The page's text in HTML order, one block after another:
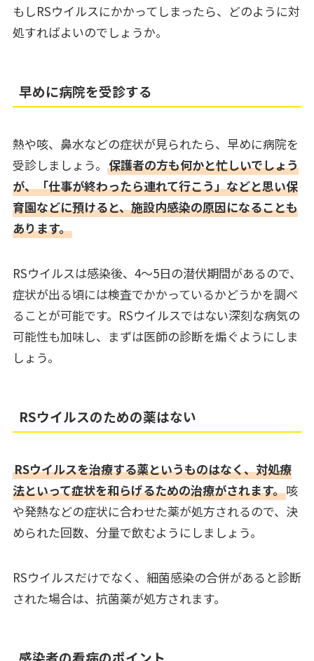
もしRSウイルスにかかってしまったら、どのように対
処すればよいのでしょうか。
早めに病院を受診する
熱や咳、鼻水などの症状が見られたら、早めに病院を
受診しましょう。 保護者の方も何かと忙しいでしょう
が、「仕事が終わったら連れて行こう」などと思い保
育園などに預けると、施設内感染の原因になることも
あります。
RSウイルスは感染後、4～5日の潜伏期間があるので、
症状が出る頃には検査でかかっているかどうかを調べ
ることが可能です。RSウイルスではない深刻な病気の
可能性も加味し、まずは医師の診断を煽ぐようにしま
しょう。
RSウイルスのための薬はない
RSウイルスを治療する薬というものはなく、対処療
法といって症状を和らげるための治療がされます。咳
や発熱などの症状に合わせた薬が処方されるので、決
められた回数、分量で飲むようにしましょう。
RSウイルスだけでなく、細菌感染の合併があると診断
された場合は、抗菌薬が処方されます。